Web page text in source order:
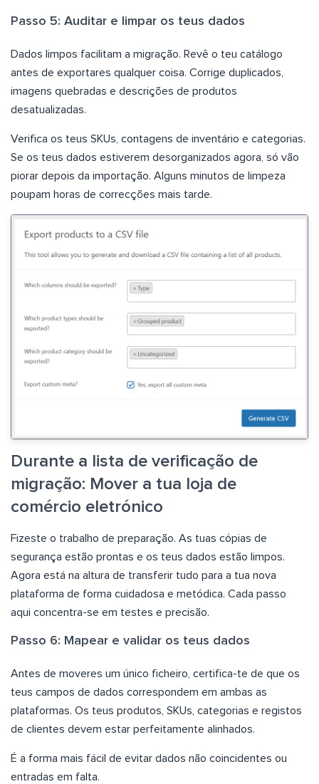
Passo 5: Auditar e limpar os teus dados
Dados limpos facilitam a migração. Revê o teu catálogo
antes de exportares qualquer coisa. Corrige duplicados,
imagens quebradas e descrições de produtos
desatualizadas.
Verifica os teus SKUs, contagens de inventário e categorias.
Se os teus dados estiverem desorganizados agora, só vão
piorar depois da importação. Alguns minutos de limpeza
poupam horas de correcções mais tarde.
Durante a lista de verificação de
migração: Mover a tua loja de
comércio eletrónico
Fizeste o trabalho de preparação. As tuas cópias de
segurança estão prontas e os teus dados estão limpos.
Agora está na altura de transferir tudo para a tua nova
plataforma de forma cuidadosa e metódica. Cada passo
aqui concentra-se em testes e precisão.
Passo 6: Mapear e validar os teus dados
Antes de moveres um único ficheiro, certifica-te de que os
teus campos de dados correspondem em ambas as
plataformas. Os teus produtos, SKUs, categorias e registos
de clientes devem estar perfeitamente alinhados.
É a forma mais fácil de evitar dados não coincidentes ou
entradas em falta.